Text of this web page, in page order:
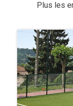
Plus les